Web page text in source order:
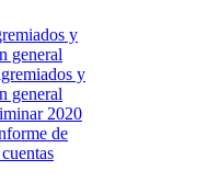
y
general
y
general
2020
de